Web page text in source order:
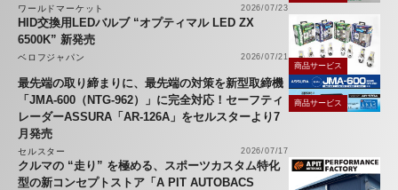
ワールドマーケット 2026/07/23
HID交換用LEDバルブ “オプティマル LED ZX
6500K” 新発売
ベロフジャパン
2026/07/21
商品サービス
最先端の取り締まりに、最先端の対策を新型取締機
「JMA-600（NTG-962）」に完全対応！セーフティ
レーダーASSURA「AR-126A」をセルスターより7
月発売
セルスター 2026/07/17
商品サービス
クルマの “走り” を極める、スポーツカスタム特化
型の新コンセプトストア「A PIT AUTOBACS